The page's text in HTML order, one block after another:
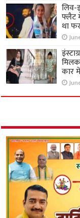
लिव-
फ्लैट
था
कार